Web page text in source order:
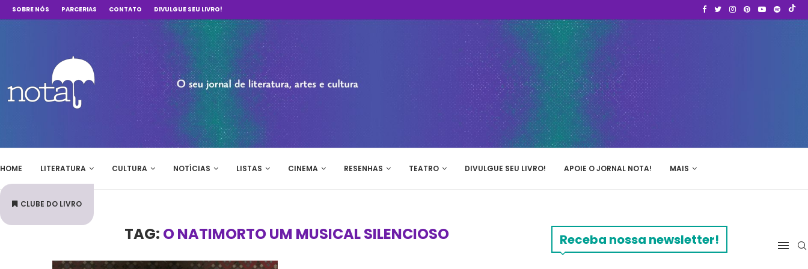
SOBRE NÓS PARCERIAS CONTATO DIVULGUE SEU LIVRO!
HOME LITERATURA CULTURA NOTÍCIAS LISTAS CINEMA RESENHAS TEATRO DIVULGUE SEU LIVRO! APOIE O JORNAL NOTA! MAIS
CLUBE DO LIVRO
TAG: O NATIMORTO UM MUSICAL SILENCIOSO Receba nossa newsletter!